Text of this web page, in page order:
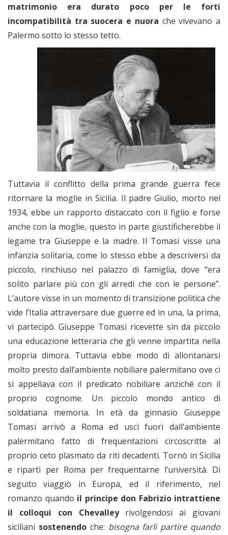
matrimonio era durato poco per le forti
incompatibilità tra suocera e nuora che vivevano a
Palermo sotto lo stesso tetto.
Tuttavia il conflitto della prima grande guerra fece
ritornare la moglie in Sicilia. Il padre Giulio, morto nel
1934, ebbe un rapporto distaccato con il figlio e forse
anche con la moglie, questo in parte giustificherebbe il
legame tra Giuseppe e la madre. Il Tomasi visse una
infanzia solitaria, come lo stesso ebbe a descriversi da
piccolo, rinchiuso nel palazzo di famiglia, dove “era
solito parlare più con gli arredi che con le persone”.
L’autore visse in un momento di transizione politica che
vide l’Italia attraversare due guerre ed in una, la prima,
vi partecipò. Giuseppe Tomasi ricevette sin da piccolo
una educazione letteraria che gli venne impartita nella
propria dimora. Tuttavia ebbe modo di allontanarsi
molto presto dall’ambiente nobiliare palermitano ove ci
si appellava con il predicato nobiliare anziché con il
proprio cognome. Un piccolo mondo antico di
soldatiana memoria. In età da ginnasio Giuseppe
Tomasi arrivò a Roma ed uscì fuori dall’ambiente
palermitano fatto di frequentazioni circoscritte al
proprio ceto plasmato da riti decadenti. Tornò in Sicilia
e ripartì per Roma per frequentarne l’università. Di
seguito viaggiò in Europa, ed il riferimento, nel
romanzo quando il principe don Fabrizio intrattiene
il colloqui con Chevalleyrivolgendosi ai giovani
siciliani sostenendoche: bisogna farli partire quando